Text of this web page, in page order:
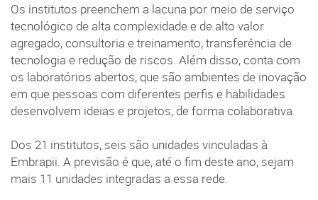
Os institutos preenchem a lacuna por meio de serviço
tecnológico de alta complexidade e de alto valor
agregado, consultoria e treinamento, transferência de
tecnologia e redução de riscos. Além disso, conta com
os laboratórios abertos, que são ambientes de inovação
em que pessoas com diferentes perfis e habilidades
desenvolvem ideias e projetos, de forma colaborativa.
Dos 21 institutos, seis são unidades vinculadas à
Embrapii. A previsão é que, até o fim deste ano, sejam
mais 11 unidades integradas a essa rede.